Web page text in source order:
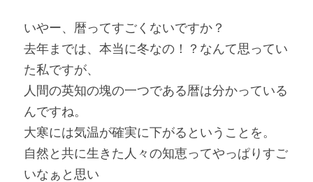
いやー、暦ってすごくないですか？
去年までは、本当に冬なの！？なんて思ってい
た私ですが、
人間の英知の塊の一つである暦は分かっている
んですね。
大寒には気温が確実に下がるということを。
自然と共に生きた人々の知恵ってやっぱりすご
いなぁと思い